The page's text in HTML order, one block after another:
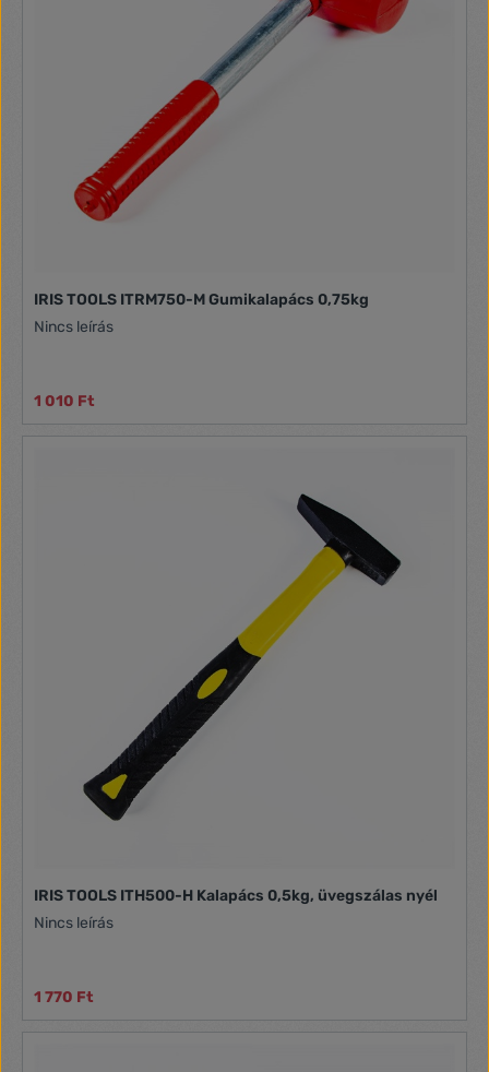
IRIS TOOLS ITRM750-M Gumikalapács 0,75kg
Nincs leírás
1 010 Ft
IRIS TOOLS ITH500-H Kalapács 0,5kg, üvegszálas nyél
Nincs leírás
1 770 Ft